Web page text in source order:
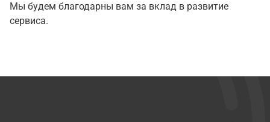
Мы будем благодарны вам за вклад в развитие
сервиса.